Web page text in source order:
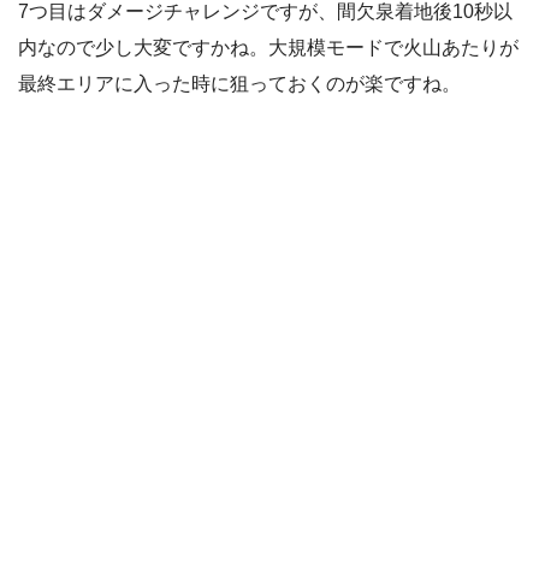
7つ目はダメージチャレンジですが、間欠泉着地後10秒以
内なので少し大変ですかね。大規模モードで火山あたりが
最終エリアに入った時に狙っておくのが楽ですね。